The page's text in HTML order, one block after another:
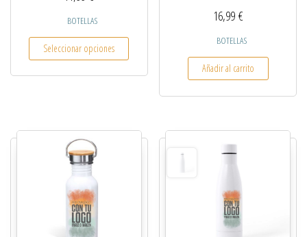
BOTELLAS
Seleccionar opciones
Este producto tiene múltiples variantes. Las
16,99€
BOTELLAS
Añadir al carrito